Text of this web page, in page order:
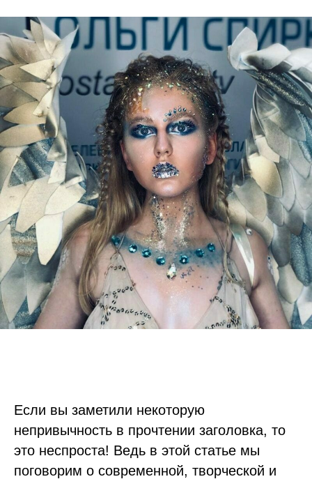
Если вы заметили некоторую
непривычность в прочтении заголовка, то
это неспроста! Ведь в этой статье мы
поговорим о современной, творческой и